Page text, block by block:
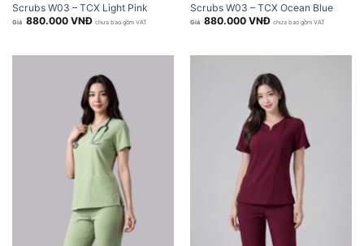
Scrubs W03 – TCX Light Pink
880.000VNĐ chưa bao gồm VAT
Scrubs W03 – TCX Ocean Blue
880.000VNĐ chưa bao gồm VAT